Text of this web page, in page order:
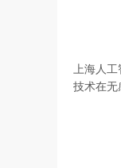
上海人
技术在无